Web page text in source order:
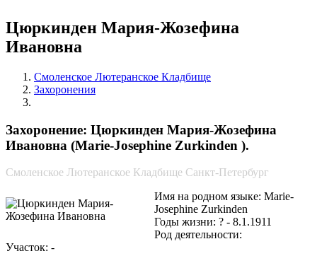
Цюркинден Мария-Жозефина
Ивановна
Смоленское Лютеранское Кладбище
Захоронения
Захоронение: Цюркинден Мария-Жозефина
Ивановна (Marie-Josephine Zurkinden ).
Смоленское Лютеранское Кладбище Санкт-Петербург
Имя на родном языке: Marie-
Josephine Zurkinden
Годы жизни: ? - 8.1.1911
Род деятельности:
Участок: -